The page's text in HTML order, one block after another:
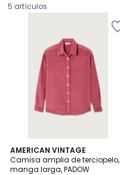
5 artículos
AMERICAN VINTAGE
Camisa amplia de terciopelo,
manga larga, PADOW
4,3
/ 5